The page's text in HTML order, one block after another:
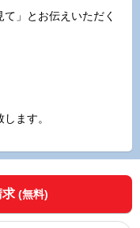
」とお伝えいただく
ます。
求 (無料)